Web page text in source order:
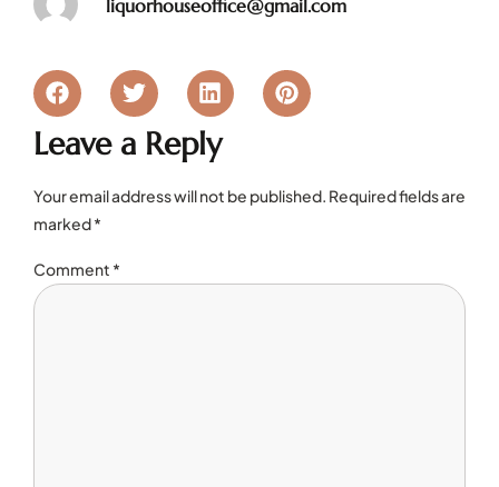
liquorhouseoffice@gmail.com
Leave a Reply
Your email address will not be published. Required fields are
marked*
Comment *